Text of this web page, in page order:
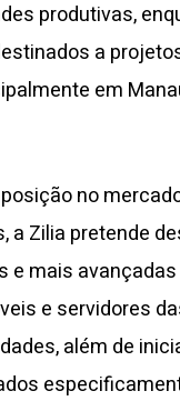
produtivas,
a
em
no
a Zilia pretende
e mais
e servidores
além de